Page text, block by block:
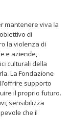
mantenere viva la
di
la violenza di
e aziende,
culturali della
La Fondazione
supporto
il proprio futuro.
sensibilizza
che il
19 dicembre 2026 –
benefico per
Cardinal Ferrari
15, 2026